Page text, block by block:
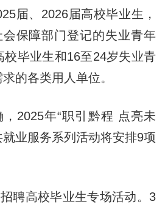
届、2026届高校毕业生，
保障部门登记的失业青年
校毕业生和16至24岁失业青
的各类用人单位。
年“职引黔程 点亮未
业服务系列活动将安排9项
高校毕业生专场活动。3